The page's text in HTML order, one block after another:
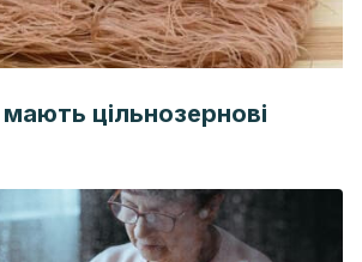
мають цільнозернові